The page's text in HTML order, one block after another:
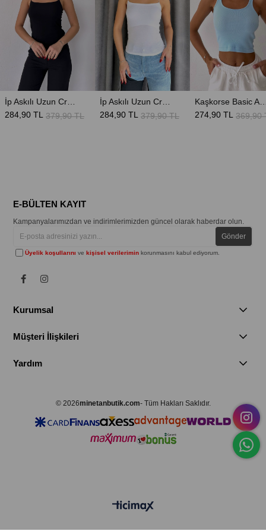
284,90 TL 379,90 TL 284,90 TL 379,90 TL 274,90 TL 369,90
E-BÜLTEN KAYIT
Kampanyalarımızdan ve indirimlerimizden güncel olarak haberdar olun.
Gönder
Üyelik koşullarını vekişisel verilerimin korunmasını kabul ediyorum.
Kurumsal
Müşteri İlişkileri
Yardım
© 2026minetanbutik.com- Tüm Hakları Saklıdır.